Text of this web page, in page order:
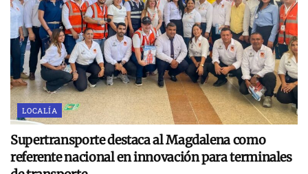
LOCALÍA
Supertransporte destaca al Magdalena como
referente nacional en innovación para terminales